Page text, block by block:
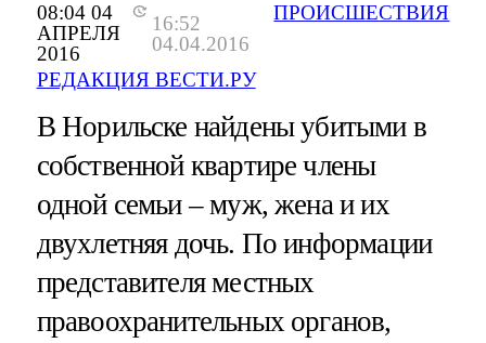
08:04 04
АПРЕЛЯ
2016
16:52
04.04.2016
РЕДАКЦИЯ ВЕСТИ.РУ
ПРОИСШЕСТВИЯ
В Норильске найдены убитыми в
собственной квартире члены
одной семьи – муж, жена и их
двухлетняя дочь. По информации
представителя местных
правоохранительных органов,